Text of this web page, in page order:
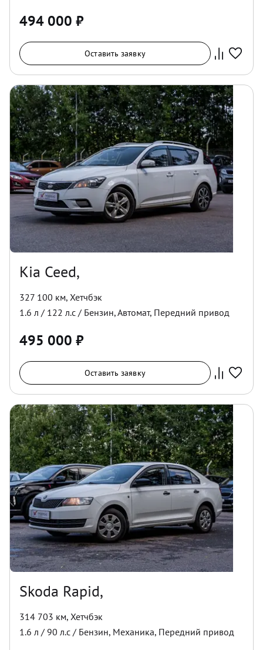
494 000 ₽
Оставить заявку
Kia Ceed,
327 100 км, Хетчбэк
1.6 л / 122 л.с / Бензин,Автомат, Передний привод
495 000 ₽
Оставить заявку
Skoda Rapid,
314 703 км, Хетчбэк
1.6 л / 90 л.с / Бензин, Механика, Передний привод